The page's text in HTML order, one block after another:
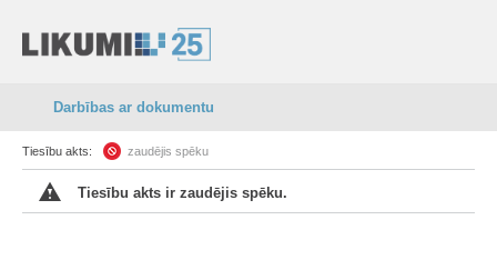
Darbības ar dokumentu
Tiesību akts: zaudējis spēku
Tiesību akts ir zaudējis spēku.